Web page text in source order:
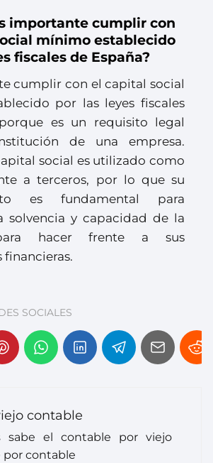
importante cumplir con
mínimo establecido
fiscales de España?
cumplir con el capital social
por las leyes fiscales
es un requisito legal
de una empresa.
social es utilizado como
a terceros, por lo que su
es fundamental para
solvencia y capacidad de la
hacer frente a sus
SOCIALES
contable
sabe el contable por viejo
por contable